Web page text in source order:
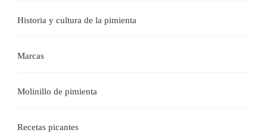
Historia y cultura de la pimienta
Marcas
Molinillo de pimienta
Recetas picantes